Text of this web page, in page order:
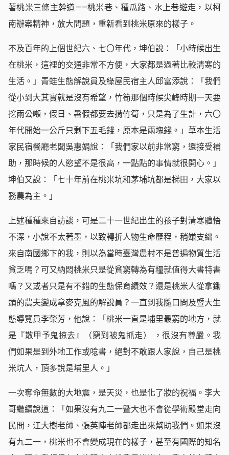
著桃米三條主幹道——桃米巷、種瓜路、水上巷遊走，以柯
南辦案精神，放大問題，重新看到桃米原來的樣子。
不及百年的上個世紀六、七〇年代，坤伯說：「小時候出生
在桃米，這裡的交通非常不方便，大家都是過著比較清寒的
生活。」青蛙生態解說員及綠屋民宿主人邱富添說：「我們
從小到大其實就是沒有希望，竹筍那個時候尖峰時期一天要
挖兩公噸，假日、暑假都要去揹竹筍，只是為了生計，六〇
年代開始一公斤只剩下五毛錢，原本是兩塊錢。」草本生活
家民宿餐廳老闆吳惠娟說：「我們家以前非常窮，還接受補
助，那時候的人慾望不是很高，一點點的事情就很開心。」
坤伯又說：「七十年前在桃米坑和茅埔坑都是梯田，大家以
務農為主。」
上述種種來自訪談，可是二十一世紀出生的孩子對清寒體悟
不深，小說不太著墨，以致轉折人物生命歷程，稍嫌支絀。
來自南國鄉下的我，則以為當時臺灣農村不是普遍物質生活
貧乏嗎？可又納悶桃米只是從貧窮轉為有糧就值得大書特書
嗎？又或者只是有不錯的生態保育績效？還是桃米人從拿鋤
頭的農夫變成拿麥克風的解說員？一直到我隨口問及暨大生
態導覽員李榮芳，他說：「桃米一直是埔里最窮的地方，就
是『散甲予鬼掠去』（窮到被鬼抓走） ，很沒有尊嚴。我
們如果是到外地工作或唸書，絕對不敢跟人家說，自己是桃
米坑人，頂多說是埔里人。」
一次奪命無數的大地震，是天災，也是化了妝的祝福。李大
哥繼續說道：「如果沒有九二一暨大也不會從學術殿堂走向
民間，江大樹老師、張英陣老師都走出來幫助我們。如果沒
有九二一，桃米也不會變成現在的樣子，甚至有國際的知名